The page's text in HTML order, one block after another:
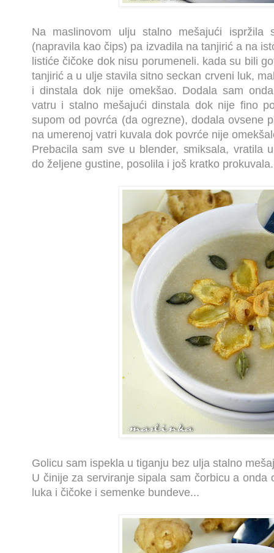
Na maslinovom ulju stalno mešajući ispržila
(napravila kao čips) pa izvadila na tanjirić a na
listiće čičoke dok nisu porumeneli. kada su bili
tanjirić a u ulje stavila sitno seckan crveni luk,
i dinstala dok nije omekšao. Dodala sam
vatru i stalno mešajući dinstala dok nije fino
supom od povrća (da ogrezne), dodala ovsene
na umerenoj vatri kuvala dok povrće nije
Prebacila sam sve u blender, smiksala, vratila
do željene gustine, posolila i još kratko prokuvala.
Golicu sam ispekla u tiganju bez ulja stalno
U činije za serviranje sipala sam čorbicu a onda
luka i čičoke i semenke bundeve...